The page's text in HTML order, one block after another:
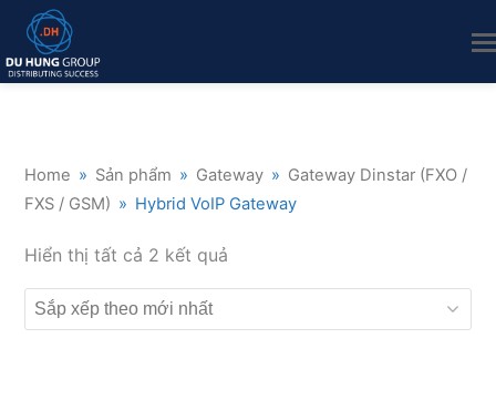
Home » Sản phẩm » Gateway » Gateway Dinstar (FXO /
FXS / GSM) » Hybrid VoIP Gateway
Hiển thị tất cả 2 kết quả
sắp
xếp